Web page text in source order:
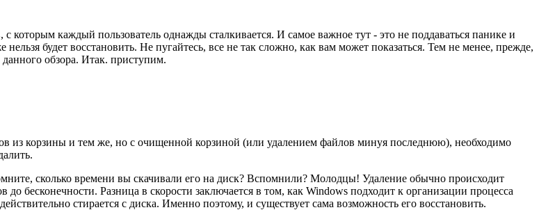
которым каждый пользователь однажды сталкивается. И самое важное тут - это не поддаваться панике и
будет восстановить. Не пугайтесь, все не так сложно, как вам может показаться. Тем не менее, прежде,
обзора. Итак. приступим.
из корзины и тем же, но с очищенной корзиной (или удалением файлов минуя последнюю), необходимо
сколько времени вы скачивали его на диск? Вспомнили? Молодцы! Удаление обычно происходит
бесконечности. Разница в скорости заключается в том, как Windows подходит к организации процесса
стирается с диска. Именно поэтому, и существует сама возможность его восстановить.